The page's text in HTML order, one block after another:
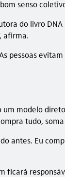
senso
do livro
afirma.
modelo
tudo,
antes. Eu